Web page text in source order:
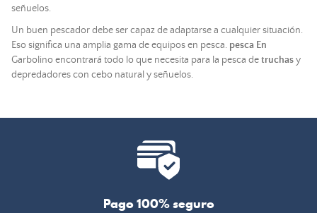
señuelos.
Un buen pescador debe ser capaz de adaptarse a cualquier situación.
Eso significa una amplia gama de equipos en pesca. pesca En
Garbolino encontrará todo lo que necesita para la pesca detruchasy
depredadores con cebo natural y señuelos.
Pago 100% seguro